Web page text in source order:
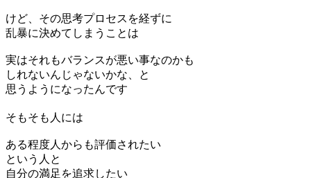
けど、その思考プロセスを経ずに
乱暴に決めてしまうことは
実はそれもバランスが悪い事なのかも
しれないんじゃないかな、と
思うようになったんです
そもそも人には
ある程度人からも評価されたい
という人と
自分の満足を追求したい